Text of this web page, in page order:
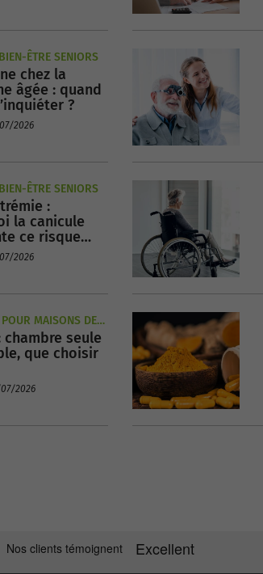
ÊTRE SENIORS
chez la
âgée : quand
?
2026
ÊTRE SENIORS
:
la canicule
ce risque
?
2026
MAISONS DE
chambre seule
que choisir
2026